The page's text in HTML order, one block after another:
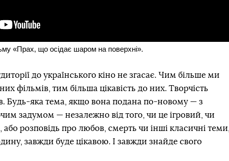
«Прах, що осідає шаром на поверхні».
до українського кіно не згасає. Чим більше ми
фільмів, тим більша цікавість до них. Творчість
Будь-яка тема, якщо вона подана по-новому — з
задумом — незалежно від того, чи це ігровий, чи
розповідь про любов, смерть чи інші класичні теми,
завжди буде цікавою. І завжди знайде свого